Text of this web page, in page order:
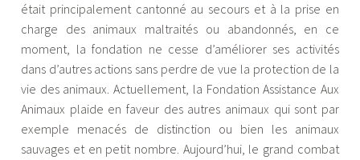
était principalement cantonné au secours et à la prise en
charge des animaux maltraités ou abandonnés, en ce
moment, la fondation ne cesse d’améliorer ses activités
dans d’autres actions sans perdre de vue la protection de la
vie des animaux. Actuellement, la Fondation Assistance Aux
Animaux plaide en faveur des autres animaux qui sont par
exemple menacés de distinction ou bien les animaux
sauvages et en petit nombre. Aujourd’hui, le grand combat